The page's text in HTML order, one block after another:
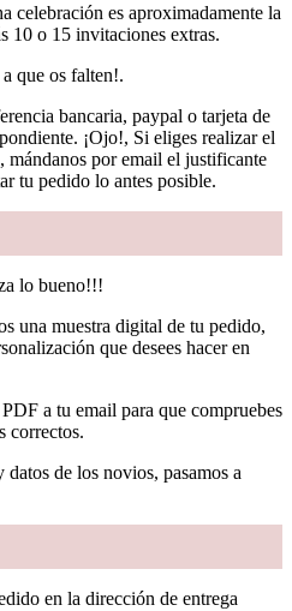
celebración es aproximadamente la
10 o 15 invitaciones extras.
que os falten!.
bancaria, paypal o tarjeta de
¡Ojo!, Si eliges realizar el
mándanos por email el justificante
tu pedido lo antes posible.
lo bueno!!!
una muestra digital de tu pedido,
que desees hacer en
a tu email para que compruebes
correctos.
de los novios, pasamos a
en la dirección de entrega